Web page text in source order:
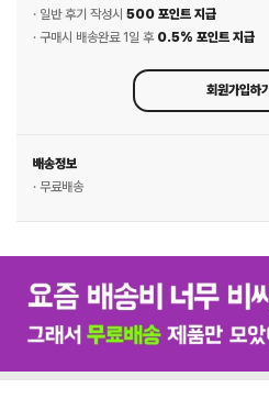
· 일반 후기 작성시 500 포인트 지급
· 구매시 배송완료 1일 후 0.5% 포인트 지급
회원가입하기
배송정보
· 무료배송